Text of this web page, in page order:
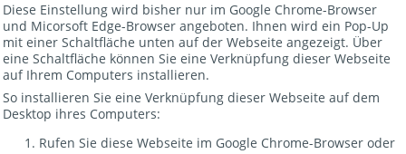
Diese Einstellung wird bisher nur im Google Chrome-Browser
und Micorsoft Edge-Browser angeboten. Ihnen wird ein Pop-Up
mit einer Schaltfläche unten auf der Webseite angezeigt. Über
eine Schaltfläche können Sie eine Verknüpfung dieser Webseite
auf Ihrem Computers installieren.
So installieren Sie eine Verknüpfung dieser Webseite auf dem
Desktop ihres Computers:
Rufen Sie diese Webseite im Google Chrome-Browser oder